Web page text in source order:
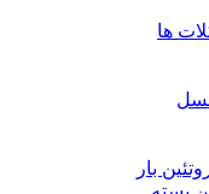
ها
بار